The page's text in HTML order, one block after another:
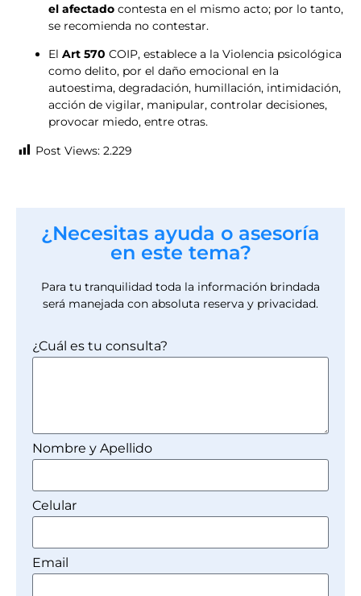
el afectado contesta en el mismo acto; por lo tanto,
se recomienda no contestar.
El Art 570 COIP, establece a la Violencia psicológica
como delito, por el daño emocional en la
autoestima, degradación, humillación, intimidación,
acción de vigilar, manipular, controlar decisiones,
provocar miedo, entre otras.
Post Views: 2.229
¿Necesitas ayuda o asesoría
en este tema?
Para tu tranquilidad toda la información brindada
será manejada con absoluta reserva y privacidad.
¿Cuál es tu consulta?
Nombre y Apellido
Celular
Email